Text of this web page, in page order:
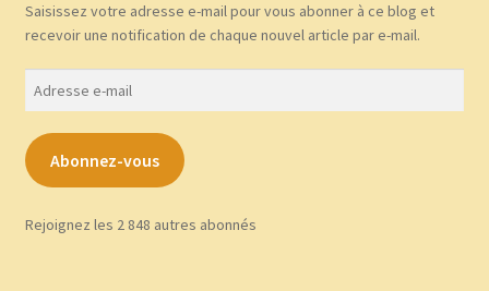
Saisissez votre adresse e-mail pour vous abonner à ce blog et
recevoir une notification de chaque nouvel article par e-mail.
Abonnez-vous
Rejoignez les 2 848 autres abonnés